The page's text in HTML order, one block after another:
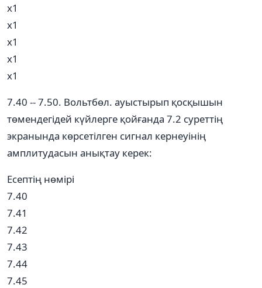
х1
х1
х1
х1
х1
7.40 -- 7.50. Вольтбөл. ауыстырып қосқышын
төмендегідей күйлерге қойғанда 7.2 суреттің
экранында көрсетілген сигнал кернеуінің
амплитудасын анықтау керек:
Есептің нөмірі
7.40
7.41
7.42
7.43
7.44
7.45